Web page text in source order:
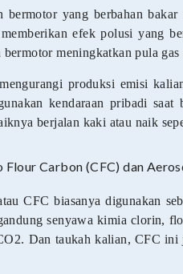
bermotor yang berbahan
efek polusi yang
bermotor meningkatkan pula
produksi emisi
kendaraan pribadi
berjalan kaki atau naik
Flour Carbon (CFC) dan
CFC biasanya digunakan
senyawa kimia clorin,
Dan taukah kalian, CFC